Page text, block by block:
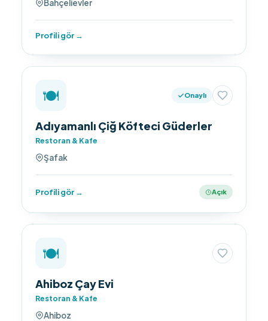
Bahçelievler
Profili gör →
🍽️ Onaylı
Adıyamanlı Çiğ Köfteci Güderler
Restoran & Kafe
Şafak
Profili gör → Açık
🍽️
Ahiboz Çay Evi
Restoran & Kafe
Ahiboz